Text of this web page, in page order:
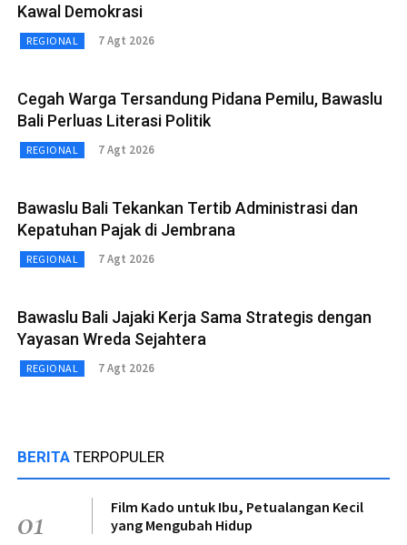
Kawal Demokrasi
REGIONAL 7 Agt 2026
Cegah Warga Tersandung Pidana Pemilu, Bawaslu
Bali Perluas Literasi Politik
REGIONAL 7 Agt 2026
Bawaslu Bali Tekankan Tertib Administrasi dan
Kepatuhan Pajak di Jembrana
REGIONAL 7 Agt 2026
Bawaslu Bali Jajaki Kerja Sama Strategis dengan
Yayasan Wreda Sejahtera
REGIONAL 7 Agt 2026
BERITA TERPOPULER
01
Film Kado untuk Ibu, Petualangan Kecil
yang Mengubah Hidup